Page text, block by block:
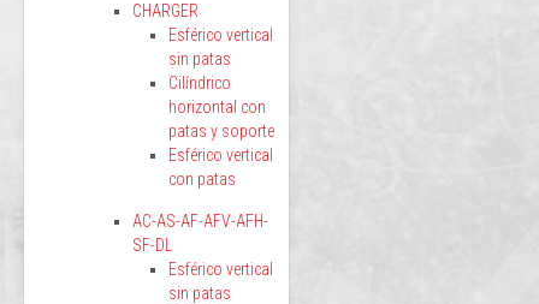
CHARGER
Esférico vertical
sin patas
Cilíndrico
horizontal con
patas y soporte
Esférico vertical
con patas
AC-AS-AF-AFV-AFH-
SF-DL
Esférico vertical
sin patas